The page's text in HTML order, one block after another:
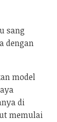
sang
dengan
model
di
memulai